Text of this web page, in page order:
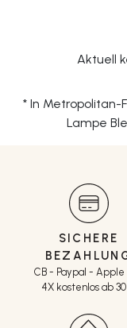
Aktuell
* In Metropolitan-
Lampe
SICHERE
CB - Paypal - Apple
4X kostenlos ab